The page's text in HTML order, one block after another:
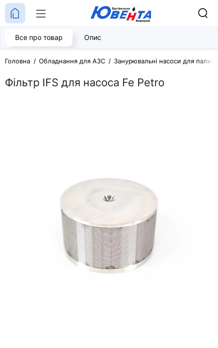
Головна Обладнання для АЗС Занурювальні насоси для палива
Фільтр IFS для насоса Fe Petro
Все про товар Опис